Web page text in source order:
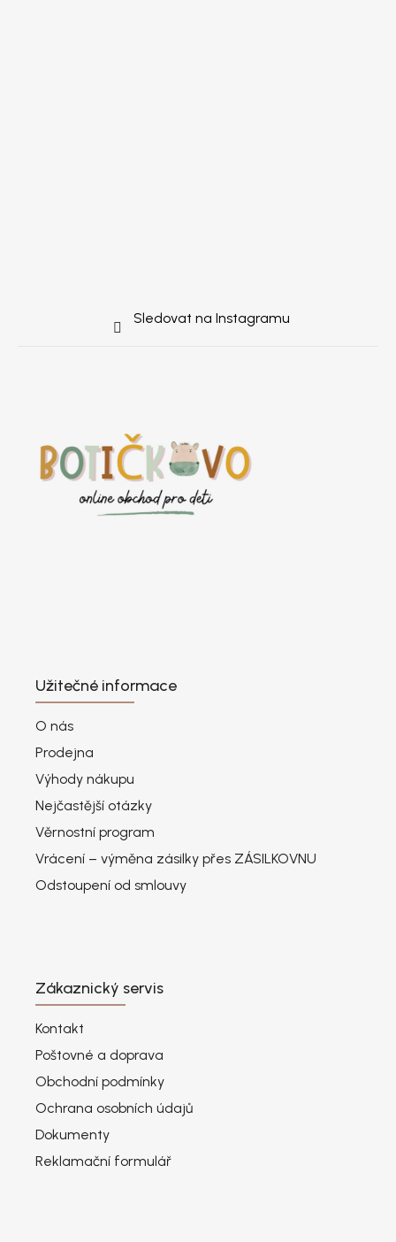
Sledovat na Instagramu
Užitečné informace
O nás
Prodejna
Výhody nákupu
Nejčastější otázky
Věrnostní program
Vrácení – výměna zásilky přes ZÁSILKOVNU
Odstoupení od smlouvy
Zákaznický servis
Kontakt
Poštovné a doprava
Obchodní podmínky
Ochrana osobních údajů
Dokumenty
Reklamační formulář